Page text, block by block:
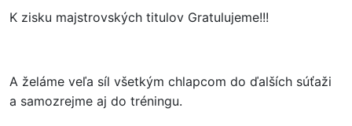
K zisku majstrovských titulov Gratulujeme!!!
A želáme veľa síl všetkým chlapcom do ďalších súťaži
a samozrejme aj do tréningu.